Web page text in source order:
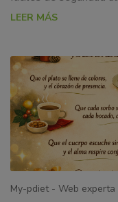
LEER MÁS
My-pdiet - Web experta